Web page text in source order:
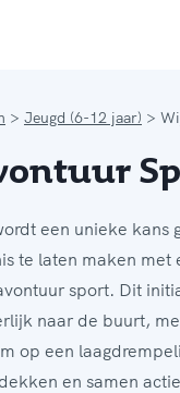
Jeugd (6-12 jaar)
een unieke kans
te laten maken met
sport. Dit
naar de buurt,
op een
en samen